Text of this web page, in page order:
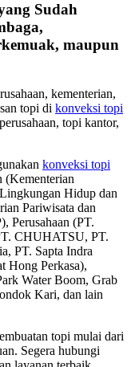
Sudah
maupun
kementerian,
topi di konveksi topi
topi kantor,
konveksi topi
(Kementerian
Hidup dan
Pariwisata dan
Perusahaan (PT.
CHUHATSU, PT.
PT. Sapta Indra
Hong Perkasa),
Water Boom, Grab
Kari, dan lain
topi mulai dari
Segera hubungi